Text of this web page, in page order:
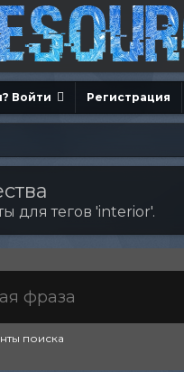
Войти Регистрация
для тегов 'interior'.
поиска